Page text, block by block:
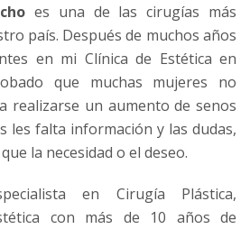
es una de las cirugías más
país. Después de muchos años
en mi Clínica de Estética en
que muchas mujeres no
realizarse un aumento de senos
les falta información y las dudas,
la necesidad o el deseo.
en Cirugía Plástica,
con más de 10 años de